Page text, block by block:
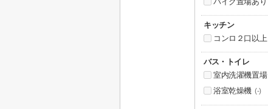
キッチン
コンロ２口以上
バス・トイレ
室内洗濯機置場
浴室乾燥機 (-)